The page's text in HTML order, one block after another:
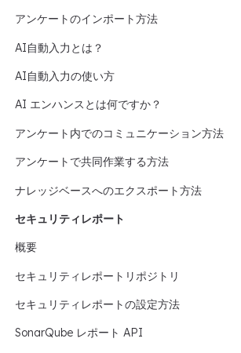
アンケートのインポート方法
AI自動入力とは？
AI自動入力の使い方
AI エンハンスとは何ですか？
アンケート内でのコミュニケーション方法
アンケートで共同作業する方法
ナレッジベースへのエクスポート方法
セキュリティレポート
概要
セキュリティレポートリポジトリ
セキュリティレポートの設定方法
SonarQube レポート API